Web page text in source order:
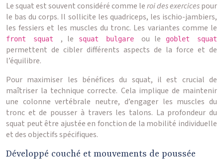
Le squat est souvent considéré comme leroi des exercicespour
le bas du corps. Il sollicite les quadriceps, les ischio-jambiers,
les fessiers et les muscles du tronc. Les variantes comme le
front squat , le squat bulgare ou le goblet squat
permettent de cibler différents aspects de la force et de
l’équilibre.
Pour maximiser les bénéfices du squat, il est crucial de
maîtriser la technique correcte. Cela implique de maintenir
une colonne vertébrale neutre, d’engager les muscles du
tronc et de pousser à travers les talons. La profondeur du
squat peut être ajustée en fonction de la mobilité individuelle
et des objectifs spécifiques.
Développé couché et mouvements de poussée